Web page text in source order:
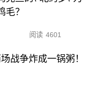
毛？
阅读 4601
战争炸成一锅粥！